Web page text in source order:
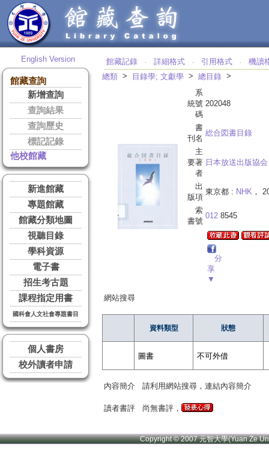
English Version
館藏查詢
新增查詢
查詢結果
查詢歷史
標記記錄
他校館藏
新進館藏
專題館藏
館藏分類地圖
視聽目錄
學科資源
電子書
招生考古題
課程指定用書
國科會人文社會專題書目
個人書房
校外讀者申請
館藏記錄 ‧ 詳細格式 ‧ 引用格式 ‧
機讀
總類 > 目錄學; 文獻學 > 總目錄 >
系
統號
碼
202048
書
刊名
総合図書目錄
主
要著
者
日本放送出版協会
出
版項
東京都 : NHK ，
索
書號
012 8545
分
享
▼
網站搜尋
資料類型 狀態
圖書 不可外借
內容簡介 請利用網站搜尋，連結內容簡介
讀者書評 尚無書評，
Copyright © 2007 元智大學(Yuan Ze